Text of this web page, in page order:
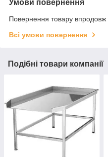
Умови повернення
Повернення товару впродовж
Всі умови повернення
Подібні товари компанії